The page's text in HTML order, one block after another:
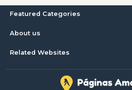
Featured Categories
About us
Related Websites